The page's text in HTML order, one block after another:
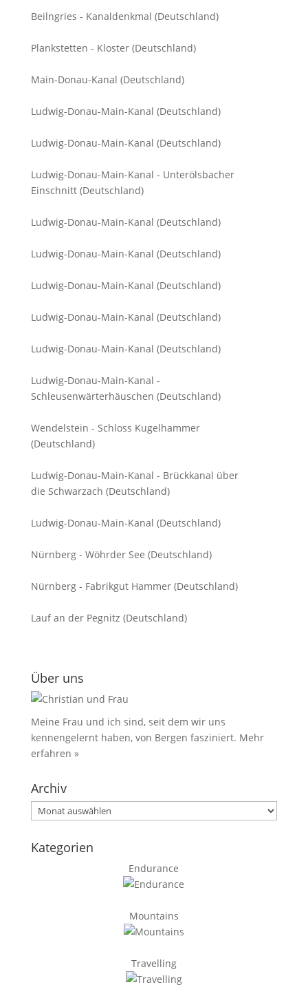
Beilngries - Kanaldenkmal (Deutschland)
Plankstetten - Kloster (Deutschland)
Main-Donau-Kanal (Deutschland)
Ludwig-Donau-Main-Kanal (Deutschland)
Ludwig-Donau-Main-Kanal (Deutschland)
Ludwig-Donau-Main-Kanal - Unterölsbacher
Einschnitt (Deutschland)
Ludwig-Donau-Main-Kanal (Deutschland)
Ludwig-Donau-Main-Kanal (Deutschland)
Ludwig-Donau-Main-Kanal (Deutschland)
Ludwig-Donau-Main-Kanal (Deutschland)
Ludwig-Donau-Main-Kanal (Deutschland)
Ludwig-Donau-Main-Kanal -
Schleusenwärterhäuschen (Deutschland)
Wendelstein - Schloss Kugelhammer
(Deutschland)
Ludwig-Donau-Main-Kanal - Brückkanal über
die Schwarzach (Deutschland)
Ludwig-Donau-Main-Kanal (Deutschland)
Nürnberg - Wöhrder See (Deutschland)
Nürnberg - Fabrikgut Hammer (Deutschland)
Lauf an der Pegnitz (Deutschland)
Über uns
Meine Frau und ich sind, seit dem wir uns
kennengelernt haben, von Bergen fasziniert. Mehr
erfahren »
Archiv
Archiv
Kategorien
Endurance
Mountains
Travelling